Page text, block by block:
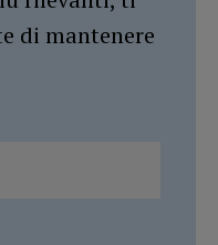
di mantenere